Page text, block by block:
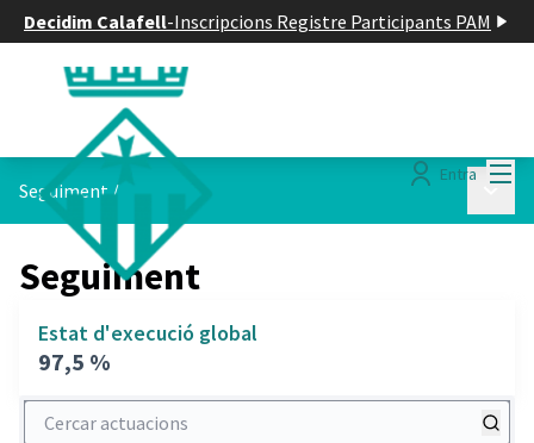
Decidim Calafell-Inscripcions Registre Participants PAM
Entra
Seguiment /
Seguiment
Estat d'execució global
97,5 %
Cercar actuacions